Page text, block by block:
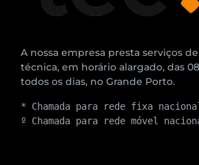
A nossa empresa presta serviços
técnica, em horário alargado, das
todos os dias, no Grande Porto.
* Chamada para rede fixa
º Chamada para rede móvel